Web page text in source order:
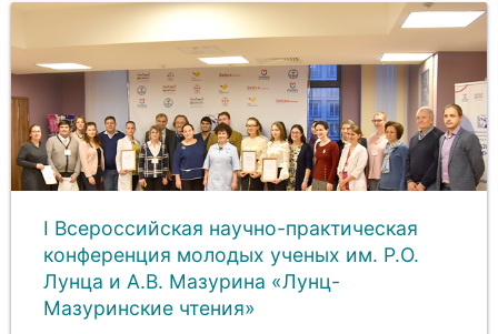
I Всероссийская научно-практическая
конференция молодых ученых им. Р.О.
Лунца и А.В. Мазурина «Лунц-
Мазуринские чтения»